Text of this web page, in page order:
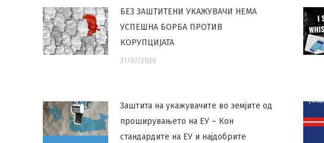
БЕЗ ЗАШТИТЕНИ УКАЖУВАЧИ НЕМА
УСПЕШНА БОРБА ПРОТИВ
КОРУПЦИЈАТА
31/07/2026
Заштита на укажувачите во земјите од
проширувањето на ЕУ – Кон
стандардите на ЕУ и најдобрите